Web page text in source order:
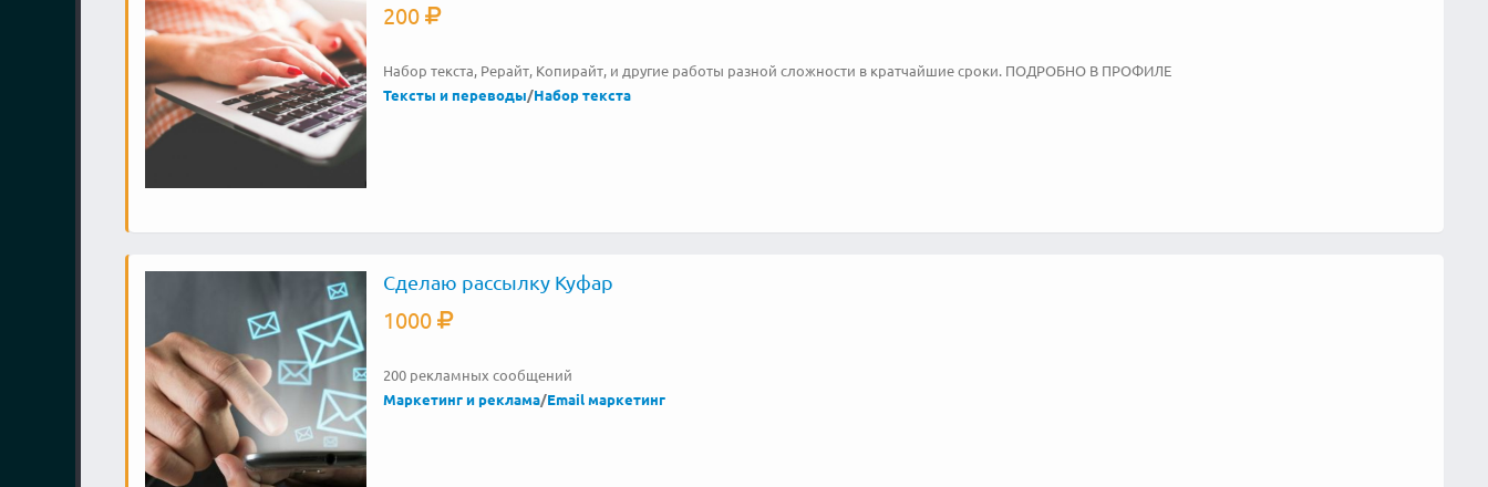
200
Набор текста, Рерайт, Копирайт, и другие работы разной сложности в кратчайшие сроки. ПОДРОБНО В ПРОФИЛЕ
Тексты и переводы/Набор текста
Сделаю рассылку Куфар
1000
200 рекламных сообщений
Маркетинг и реклама/Email маркетинг